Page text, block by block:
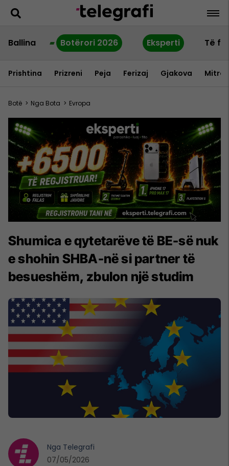
Ballina Botërori 2026 Eksperti Të
Prishtina Prizreni Peja Ferizaj Gjakova
Botë > Nga Bota > Evropa
Shumica e qytetarëve të BE-së nuk
e shohin SHBA-në si partner të
besueshëm, zbulon një studim
Nga Telegrafi
07/05/2026